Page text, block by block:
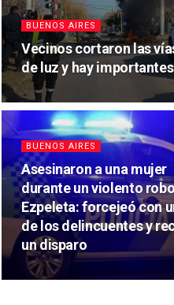
BUENOS AIRES
Vecinos cortaron las
de luz y hay
BUENOS AIRES
Asesinaron a una mujer
durante un violento
Ezpeleta: forcejeó con
de los delincuentes y
un disparo